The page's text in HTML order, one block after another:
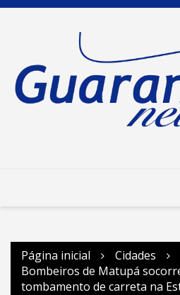
Ir
Página inicial
Cidades
Bombeiros de Matupá
tombamento de carreta na